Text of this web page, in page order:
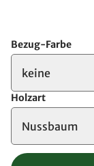
Bezug-Farbe
keine
Holzart
Nussbaum